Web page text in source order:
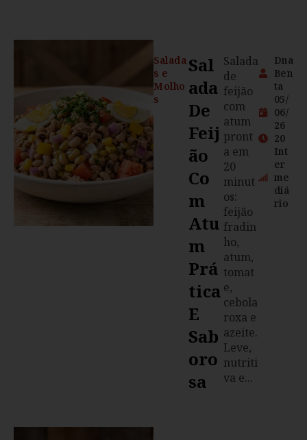
Salada
s e
Molho
s
Sal
Ada
De
Feij
Ão
Co
M
Atu
M
Prá
Tica
E
Sab
Oro
Sa
Salada
de
feijão
com
atum
pront
a em
20
minut
os:
feijão
fradin
ho,
atum,
tomat
e,
cebola
roxa e
azeite.
Leve,
nutriti
va e...
Dna
Ben
ta
05/
06/
26
20
Int
er
me
diá
rio